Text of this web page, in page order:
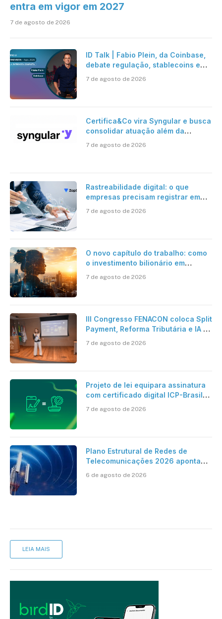
entra em vigor em 2027
7 de agosto de 2026
ID Talk | Fabio Plein, da Coinbase,
debate regulação, stablecoins e
7 de agosto de 2026
Certifica&Co vira Syngular e busca
consolidar atuação além da
7 de agosto de 2026
Rastreabilidade digital: o que
empresas precisam registrar em
7 de agosto de 2026
O novo capítulo do trabalho: como
o investimento bilionário em
verdadeira era da inteligência
7 de agosto de 2026
III Congresso FENACON coloca Split
Payment, Reforma Tributária e IA no
7 de agosto de 2026
Projeto de lei equipara assinatura
com certificado digital ICP-Brasil
cartório
7 de agosto de 2026
Plano Estrutural de Redes de
Telecomunicações 2026 aponta
mantém desafio
6 de agosto de 2026
LEIA MAIS